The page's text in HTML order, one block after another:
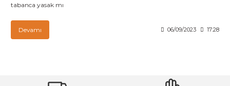
tabanca yasak mı
Devamı 06/09/2023 17:28